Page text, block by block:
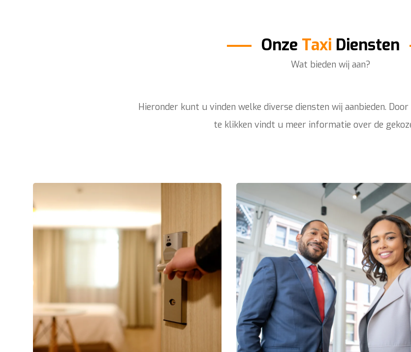
Onze Taxi Diensten
Wat bieden wij aan?
Hieronder kunt u vinden welke diverse diensten wij aanbieden.
te klikken vindt u meer informatie over de